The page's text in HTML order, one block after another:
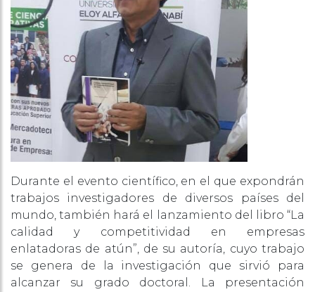
Durante el evento científico, en el que expondrán
trabajos investigadores de diversos países del
mundo, también hará el lanzamiento del libro “La
calidad y competitividad en empresas
enlatadoras de atún”, de su autoría, cuyo trabajo
se genera de la investigación que sirvió para
alcanzar su grado doctoral. La presentación